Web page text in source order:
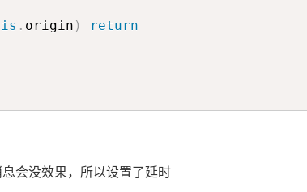
. origin )
return
会没效果，所以设置了延时